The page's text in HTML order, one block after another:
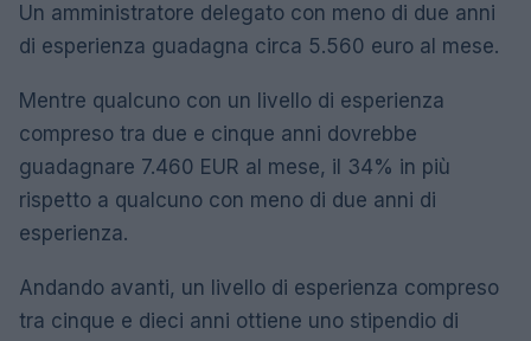
Un amministratore delegato con meno di due anni
di esperienza guadagna circa 5.560 euro al mese.
Mentre qualcuno con un livello di esperienza
compreso tra due e cinque anni dovrebbe
guadagnare 7.460 EUR al mese, il 34% in più
rispetto a qualcuno con meno di due anni di
esperienza.
Andando avanti, un livello di esperienza compreso
tra cinque e dieci anni ottiene uno stipendio di